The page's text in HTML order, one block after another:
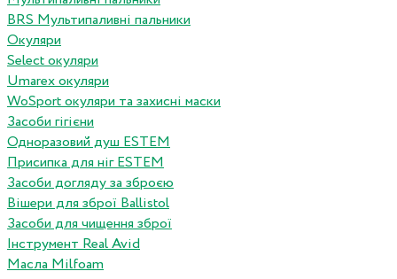
BRS Мультипаливні пальники
Окуляри
Select окуляри
Umarex окуляри
WoSport окуляри та захисні маски
Засоби гігієни
Одноразовий душ ESTEM
Присипка для ніг ESTEM
Засоби догляду за зброєю
Вішери для зброї Ballistol
Засоби для чищення зброї
Інструмент Real Avid
Масла Milfoam